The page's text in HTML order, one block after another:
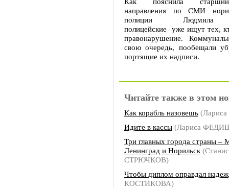
направления по СМИ
полиции Людмила
полицейские уже ищут тех,
правонарушение.
свою очередь, пообещали
портящие их надписи.
Читайте также в этом
Как корабль назовешь
Идите в кассы (Лариса
Три главных города страны –
Ленинград и Норильск
СТРЮЧКОВ)
Чтобы диплом оправдал
КОСТИКОВА)